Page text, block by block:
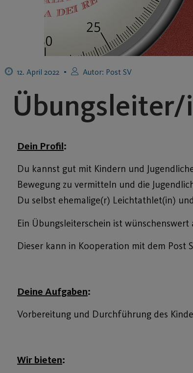
12. April 2022 Autor: Post SV
Dein Profil:
Du kannst gut mit Kindern und
Bewegung zu vermitteln und die
Du selbst ehemalige(r) Leichtathlet(in)
Ein Übungsleiterschein ist wünschenswert
Dieser kann in Kooperation mit dem Post
Deine Aufgaben:
Vorbereitung und Durchführung des
Wir bieten: